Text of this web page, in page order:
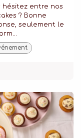
hésitez entre nos
? Bonne
seulement le